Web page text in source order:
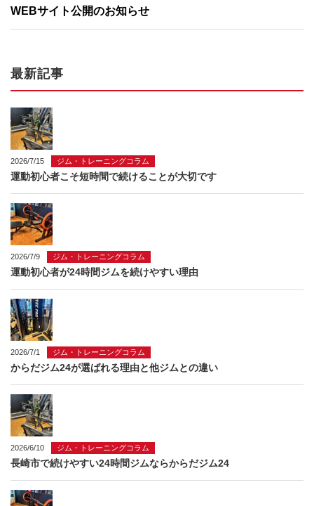
WEBサイト公開のお知らせ
最新記事
2026/7/15 ジム・トレーニングコラム
運動初心者こそ短時間で続けることが大切です
2026/7/9 ジム・トレーニングコラム
運動初心者が24時間ジムを続けやすい理由
2026/7/1 ジム・トレーニングコラム
からだジム24が選ばれる理由と他ジムとの違い
2026/6/10 ジム・トレーニングコラム
長崎市で続けやすい24時間ジムならからだジム24